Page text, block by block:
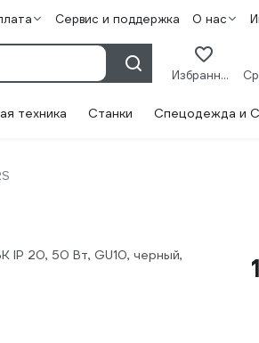
Сервис и поддержка О нас
Избранное
техника Станки Спецодежда и
IP 20, 50 Вт, GU10, черный,